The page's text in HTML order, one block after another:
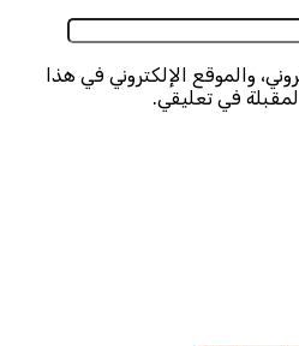
والموقع الإلكتروني في هذا
في تعليقي.